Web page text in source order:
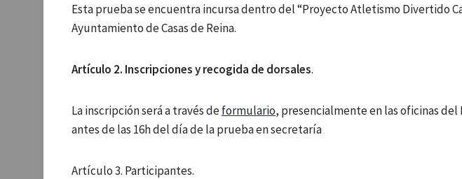
Esta prueba se encuentra incursa dentro del “Proyecto Atletismo Divertido
Ayuntamiento de Casas de Reina.
Artículo 2. Inscripciones y recogida de dorsales.
La inscripción será a través deformulario, presencialmente en las oficinas
antes de las 16h del día de la prueba en secretaría
Artículo 3. Participantes.